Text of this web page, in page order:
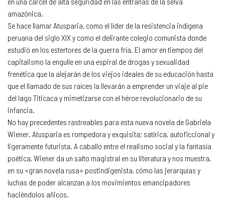
amazónica.
Se hace llamar Atusparia, como el líder de la resistencia indígena
peruana del siglo XIX y como el delirante colegio comunista donde
estudió en los estertores de la guerra fría. El amor en tiempos del
capitalismo la engulle en una espiral de drogas y sexualidad
frenética que la alejarán de los viejos ideales de su educación hasta
que el llamado de sus raíces la llevarán a emprender un viaje al pie
del lago Titicaca y mimetizarse con el héroe revolucionario de su
infancia.
No hay precedentes rastreables para esta nueva novela de Gabriela
Wiener. Atusparia es rompedora y exquisita; satírica, autoficcional y
ligeramente futurista. A caballo entre el realismo social y la fantasía
poética, Wiener da un salto magistral en su literatura y nos muestra,
en su «gran novela rusa» postindigenista, cómo las jerarquías y
luchas de poder alcanzan a los movimientos emancipadores
haciéndolos añicos.